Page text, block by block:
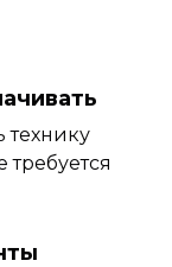
технику
требуется